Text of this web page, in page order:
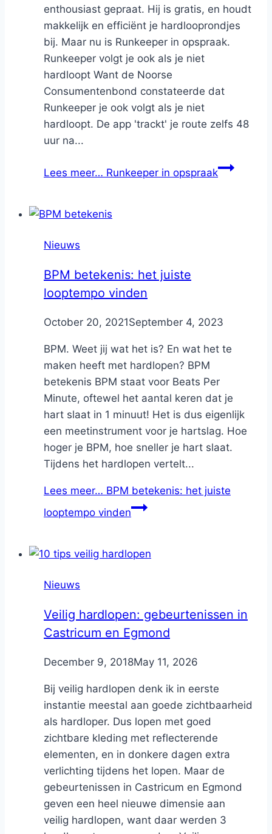
enthousiast gepraat. Hij is gratis, en houdt
makkelijk en efficiënt je hardlooprondjes
bij. Maar nu is Runkeeper in opspraak.
Runkeeper volgt je ook als je niet
hardloopt Want de Noorse
Consumentenbond constateerde dat
Runkeeper je ook volgt als je niet
hardloopt. De app 'trackt' je route zelfs 48
uur na...
Lees meer… Runkeeper in opspraak
Nieuws
BPM betekenis: het juiste
looptempo vinden
ByNicole
October 20, 2021September 4, 2023
BPM. Weet jij wat het is? En wat het te
maken heeft met hardlopen? BPM
betekenis BPM staat voor Beats Per
Minute, oftewel het aantal keren dat je
hart slaat in 1 minuut! Het is dus eigenlijk
een meetinstrument voor je hartslag. Hoe
hoger je BPM, hoe sneller je hart slaat.
Tijdens het hardlopen vertelt...
Lees meer… BPM betekenis: het juiste
looptempo vinden
Nieuws
Veilig hardlopen: gebeurtenissen in
Castricum en Egmond
ByNicole
December 9, 2018May 11, 2026
Bij veilig hardlopen denk ik in eerste
instantie meestal aan goede zichtbaarheid
als hardloper. Dus lopen met goed
zichtbare kleding met reflecterende
elementen, en in donkere dagen extra
verlichting tijdens het lopen. Maar de
gebeurtenissen in Castricum en Egmond
geven een heel nieuwe dimensie aan
veilig hardlopen, want daar werden 3